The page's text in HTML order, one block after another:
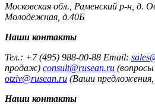
Московская обл., Раменский р-н, д.
Молодежная, д.40Б
Наши контакты
Тел.: +7 (495) 988-00-88 Email:
продаж) consult@rusean.ru
otziv@rusean.ru (Ваши
Наши контакты